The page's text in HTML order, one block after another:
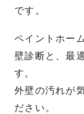
です。
ペイントホー
壁診断と、最
す。
外壁の汚れが
ださい。